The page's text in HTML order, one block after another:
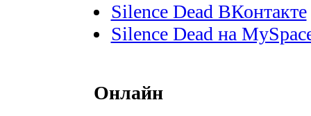
Silence Dead ВКонтакте
Silence Dead на
Онлайн